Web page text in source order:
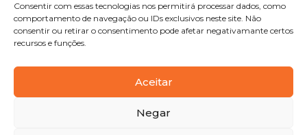
Consentir com essas tecnologias nos permitirá processar dados, como
comportamento de navegação ou IDs exclusivos neste site. Não
consentir ou retirar o consentimento pode afetar negativamante certos
recursos e funções.
Aceitar
Negar
Copyright © 2025 Sabores Santa Clara
. Todos os direitos
reservadosPolítica de Privacidade |Termos e condições
Designed byShift Your Branding Agency